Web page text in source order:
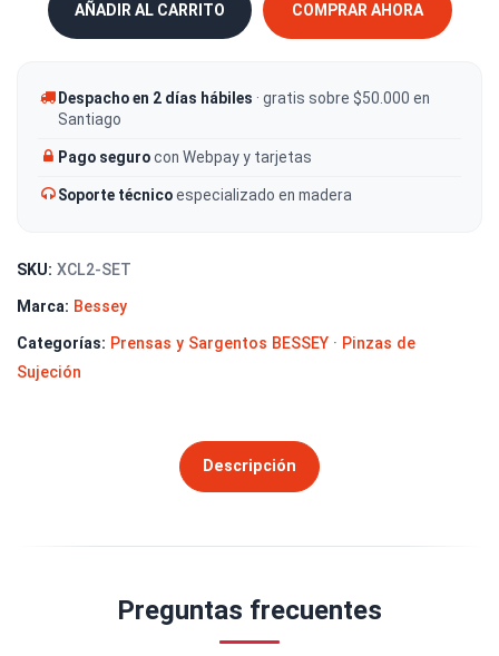
AÑADIR AL CARRITO COMPRAR AHORA
Despacho en 2 días hábiles · gratis sobre $50.000 en
Santiago
Pago segurocon Webpay y tarjetas
Soporte técnicoespecializado en madera
SKU: XCL2-SET
Marca: Bessey
Categorías: Prensas y Sargentos BESSEY · Pinzas de
Sujeción
Descripción
Preguntas frecuentes